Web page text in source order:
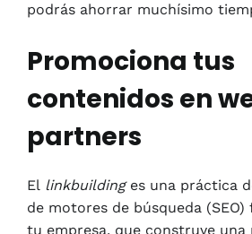
podrás ahorrar muchísimo
Promociona tus
contenidos en
partners
El linkbuilding es una práctica
de motores de búsqueda
tu empresa, que construye una